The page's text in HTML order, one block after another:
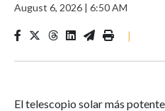
August 6, 2026 | 6:50 AM
|
El telescopio solar más